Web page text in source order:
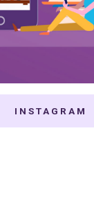
INSTAGRAM